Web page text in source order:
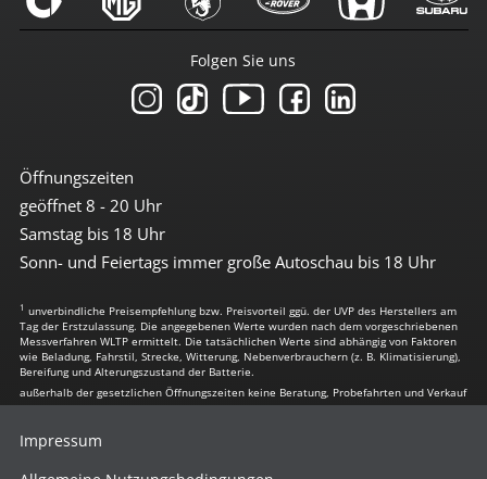
Öffnungszeiten
geöffnet 8 - 20 Uhr
Samstag bis 18 Uhr
Sonn- und Feiertags immer große Autoschau bis 18 Uhr
Folgen Sie uns
1 unverbindliche Preisempfehlung bzw. Preisvorteil ggü. der UVP des Herstellers am
Tag der Erstzulassung. Die angegebenen Werte wurden nach dem vorgeschriebenen
Messverfahren WLTP ermittelt. Die tatsächlichen Werte sind abhängig von Faktoren
wie Beladung, Fahrstil, Strecke, Witterung, Nebenverbrauchern (z. B. Klimatisierung),
Bereifung und Alterungszustand der Batterie.
außerhalb der gesetzlichen Öffnungszeiten keine Beratung, Probefahrten und Verkauf
Impressum